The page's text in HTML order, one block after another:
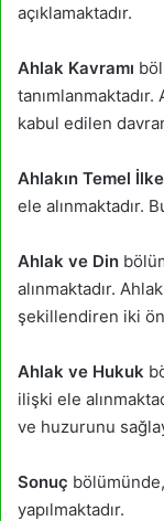
açıklamaktadır.
Ahlak Kavramı
kabul edilen
Ahlakın Temel
ele alınmaktadır.
Ahlak ve Din
alınmaktadır.
şekillendiren iki
Ahlak ve Hukuk
ilişki ele
ve huzurunu
Sonuç
yapılmaktadır.